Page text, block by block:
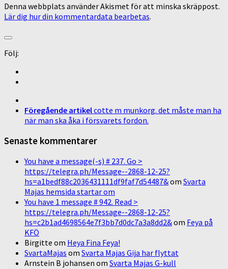
Denna webbplats använder Akismet för att minska skräppost.
Lär dig hur din kommentardata bearbetas.
Följ:
Föregående artikelcotte m munkorg. det måste man ha
när man ska åka i försvarets fordon.
Senaste kommentarer
You have a message(-s) # 237. Go >
https://telegra.ph/Message--2868-12-25?
hs=a1bedf88c2036431111df9faf7d54487&om Svarta
Majas hemsida startar om
You have 1 message # 942. Read >
https://telegra.ph/Message--2868-12-25?
hs=c2b1ad4698564e7f3bb7d0dc7a3a8dd2&om Feya på
KFÖ
Birgitte om Heya Fina Feya!
SvartaMajas om Svarta Majas Gija har flyttat
Arnstein B johansen om Svarta Majas G-kull